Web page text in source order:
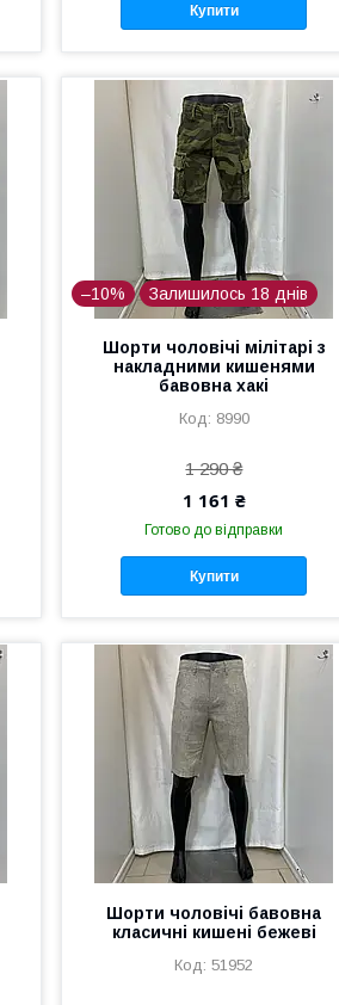
Купити
–10% Залишилось 18 днів
Шорти чоловічі мілітарі з
накладними кишенями
бавовна хакі
8990
1 290 ₴
1 161 ₴
Готово до відправки
Купити
Шорти чоловічі бавовна
класичні кишені бежеві
51952